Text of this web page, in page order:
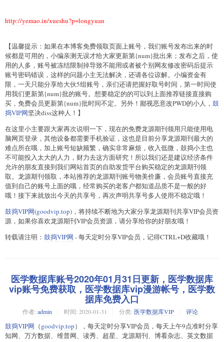
http://yemao.in/xueshu?p=longyuan
【温馨提示：如果在本博客免费领取页面上账号，我们账号发布出来的时
候都是可用的，小编亲测无误才给大家更新第{num}批出来；发布之后，使
用的人多，账号被冻结限制掉导致不能用或者被个别网友修改密码后提示
账号密码错误，这样的问题小主无法解决，还请各位谅解。小编资金有
限，一天只能分享给大伙5组账号，亲们还请把握好取号时间，第一时间使
用我们更新第{num}批的账号。想要稳定的的可以到上面推荐链接直接购
买，免费会员更新第{num}批时间不定。另外！鄙视恶意改PWD的小人， 鼓
捣VIP网坚决diss这种人！】
在这里小主要跟大家再次说明一下，现在的免费龙源期刊领用只能使用电
脑网页登录，其他设备都需要手机验证，这也是目前分享龙源期刊最大的
难点所在哦，加上账号短缺频繁，确实非常麻烦，收入低微，鼓捣小主也
不可能投入太大的人力，财力去这方面研究！所以我们还是建议经济条件
允许的朋友直接到我们网站首页的自助发货平台购买稳定的龙源期刊领
取。龙源期刊领取，本站推荐的龙源期刊账号物美价廉，会员账号直接充
值到自己的账号上面的哦，经常购买的老客户都知道品质不是一般的好
哦！接下来就放出今天的共享号，再次声明共享号多人使用不稳定哦！
鼓捣VIP网(goodvip.top)，将持续不断地为大家分享龙源期刊共享VIP会员资
源，如果你喜欢龙源期刊VIP会员资源，请分享给你的好朋友哦！
转载请注明： 鼓捣VIP网 - 每天定时分享VIP会员，记得CTRL+D收藏哦！
医学数据库账号2020年01月31日更新，医学数据库
vip账号免费获取，医学数据库vip漫游帐号，医学数
据库免费入口
作者: admin 时间: 2020-01-31 分类: 医学数据库VIP 评论
鼓捣VIP网 （goodvip.top），每天定时分享VIP会员，每天上午9点准时分享
知网、万方数据、维普网、读秀、超星、龙源期刊、博看杂志、英文数据